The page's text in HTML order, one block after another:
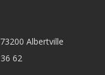
Albertville
62